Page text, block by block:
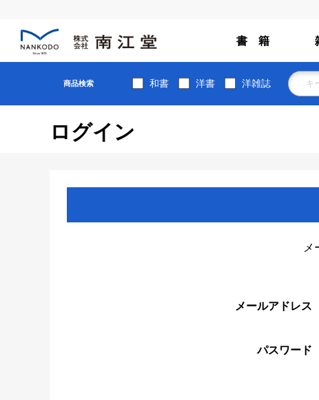
書 籍
商品検索 和書 洋書 洋雑誌
ログイン
メ
メールアドレス
パスワード